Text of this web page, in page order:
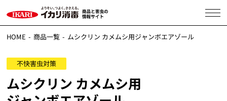
HOME 商品一覧 ムシクリン カメムシ用ジャンボエアゾール
不快害虫対策
ムシクリン カメムシ用